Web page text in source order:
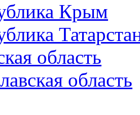
Крым
область
область